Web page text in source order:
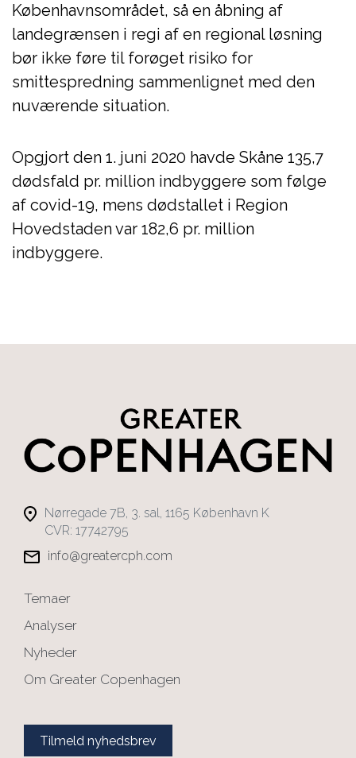
Københavnsområdet, så en åbning af
landegrænsen i regi af en regional løsning
bør ikke føre til forøget risiko for
smittespredning sammenlignet med den
nuværende situation.
Opgjort den 1. juni 2020 havde Skåne 135,7
dødsfald pr. million indbyggere som følge
af covid-19, mens dødstallet i Region
Hovedstaden var 182,6 pr. million
indbyggere.
Nørregade 7B, 3. sal, 1165 København K
CVR: 17742795
info@greatercph.com
Temaer
Analyser
Nyheder
Om Greater Copenhagen
Tilmeld nyhedsbrev